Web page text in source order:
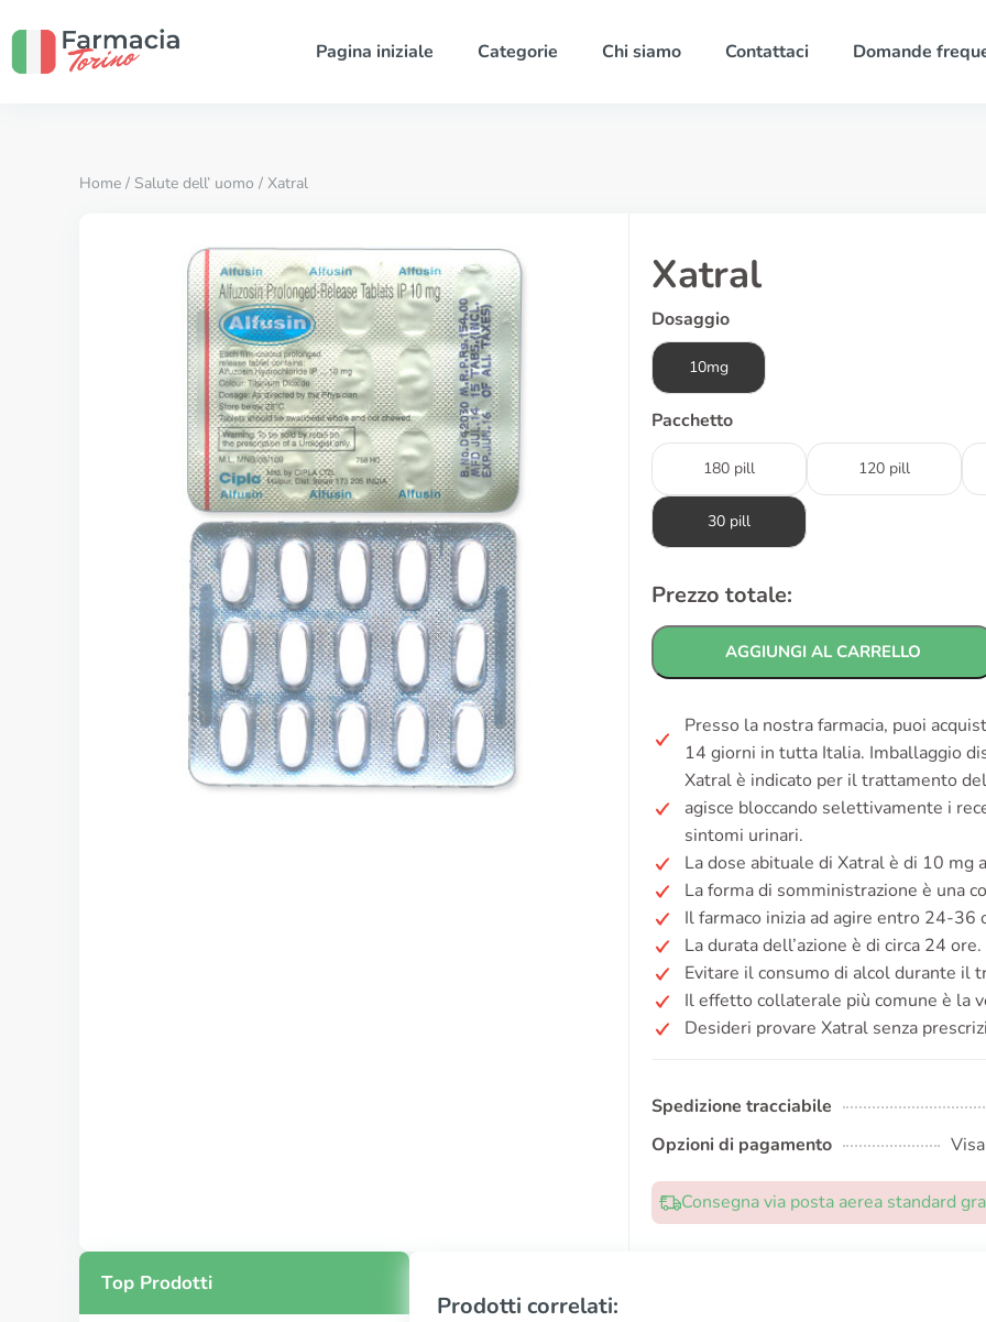
Pagina iniziale Categorie Chi siamo Contattaci Domande
Home / Salute dell’ uomo / Xatral
Xatral
Dosaggio
10mg
Pacchetto
180 pill 120 pill
30 pill
Prezzo totale:
AGGIUNGI AL CARRELLO
Presso la nostra farmacia, puoi
14 giorni in tutta Italia. Imballaggio
Xatral è indicato per il trattamento
agisce bloccando selettivamente i
sintomi urinari.
La dose abituale di Xatral è di 10 mg
La forma di somministrazione è una
Il farmaco inizia ad agire entro 24-36
La durata dell’azione è di circa 24 ore.
Evitare il consumo di alcol durante il
Il effetto collaterale più comune è la
Desideri provare Xatral senza
Spedizione tracciabile
Opzioni di pagamento
Consegna via posta aerea standard
Top Prodotti
Prodotti correlati: